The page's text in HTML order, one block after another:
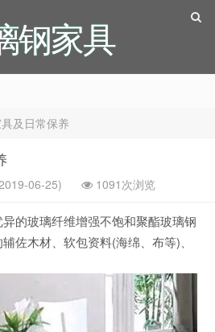
钢家具
及日常保养
06-25) 1091次浏览
的玻璃纤维增强不饱和聚酯玻璃钢
佐木材、软包资料(海绵、布等)、